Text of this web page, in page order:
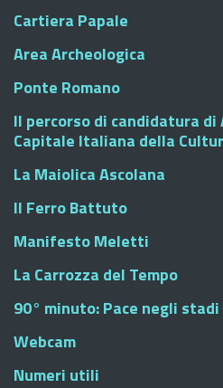
Cartiera Papale
Area Archeologica
Ponte Romano
Il percorso di candidatura di
Capitale Italiana della
La Maiolica Ascolana
Il Ferro Battuto
Manifesto Meletti
La Carrozza del Tempo
90° minuto: Pace negli stadi
Webcam
Numeri utili